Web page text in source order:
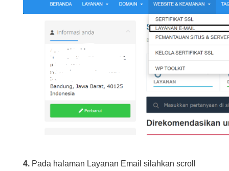
4. Pada halaman Layanan Email silahkan scroll